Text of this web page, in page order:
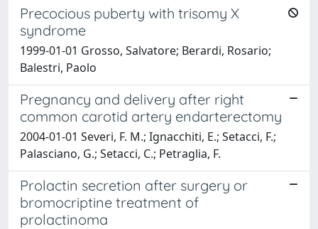
Precocious puberty with trisomy X
syndrome
1999-01-01 Grosso, Salvatore; Berardi, Rosario;
Balestri, Paolo
Pregnancy and delivery after right
common carotid artery endarterectomy
2004-01-01 Severi, F. M.; Ignacchiti, E.; Setacci, F.;
Palasciano, G.; Setacci, C.; Petraglia, F.
Prolactin secretion after surgery or
bromocriptine treatment of
prolactinoma